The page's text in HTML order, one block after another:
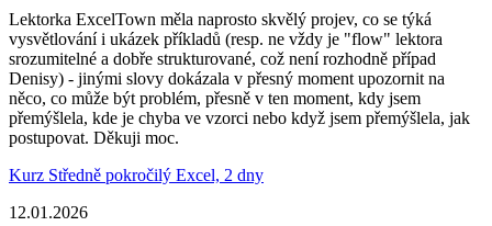
Lektorka ExcelTown měla naprosto skvělý projev, co se týká
vysvětlování i ukázek příkladů (resp. ne vždy je "flow" lektora
srozumitelné a dobře strukturované, což není rozhodně případ
Denisy) - jinými slovy dokázala v přesný moment upozornit na
něco, co může být problém, přesně v ten moment, kdy jsem
přemýšlela, kde je chyba ve vzorci nebo když jsem přemýšlela, jak
postupovat. Děkuji moc.
Kurz Středně pokročilý Excel, 2 dny
12.01.2026